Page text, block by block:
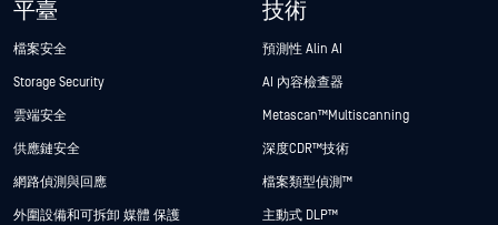
平臺
檔案安全
Storage Security
雲端安全
供應鏈安全
網路偵測與回應
外圍設備和可拆卸 媒體 保護
技術
預測性 Alin AI
AI 內容檢查器
Metascan™ Multiscanning
深度CDR™技術
檔案類型偵測™
主動式 DLP™